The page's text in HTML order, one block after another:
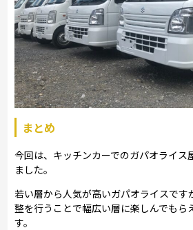
まとめ
今回は、キッチンカーでのガパオライス
ました。
若い層から人気が高いガパオライスです
整を行うことで幅広い層に楽しんでもら
す。